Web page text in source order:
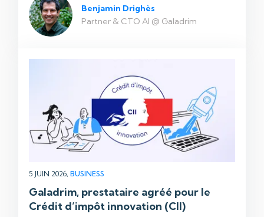
Benjamin Drighès
Partner & CTO AI @ Galadrim
5 JUIN 2026, BUSINESS
Galadrim, prestataire agréé pour le
Crédit d’impôt innovation (CII)